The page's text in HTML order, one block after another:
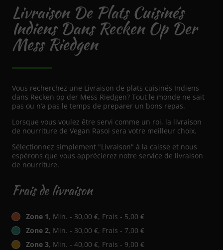
Livraison De Plats Cuisinés
Indiens Dans Recken Op Der
Mess Riedgen
Vous recherchez une Livraison de plats cuisinés Indiens
dans Recken op der Mess Riedgen? Tout le monde ne sait
pas ou n’a pas le temps de preparer un bons repas.
Lorsque vous voulez être servi comme un roi, la livraison
de nourriture de Vegan Rasoi sera votre meilleur choix.
Sélectionnez simplement "Livraison" à la caisse et nous
espérons que vous apprécierez notre service de livraison
de nourriture.
Frais de livraison
Zone 1, Min. - 30,00 €, Frais - 5,00 €
Zone 2, Min. - 30,00 €, Frais - 7,00 €
Zone 3, Min. - 40,00 €, Frais - 9,00 €